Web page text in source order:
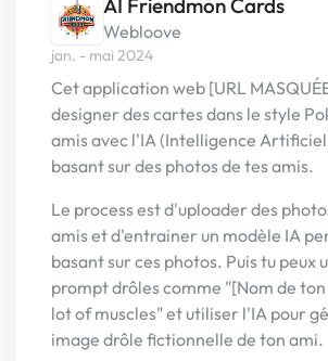
AI Friendmon Cards
Webloove
jan. - mai 2024
Cet application web [URL
designer des cartes dans le style
amis avec l'IA (Intelligence
basant sur des photos de tes amis.
Le process est d'uploader des
amis et d'entrainer un modèle IA
basant sur ces photos. Puis tu peux
prompt drôles comme "[Nom de
lot of muscles" et utiliser l'IA pour
image drôle fictionnelle de ton ami.